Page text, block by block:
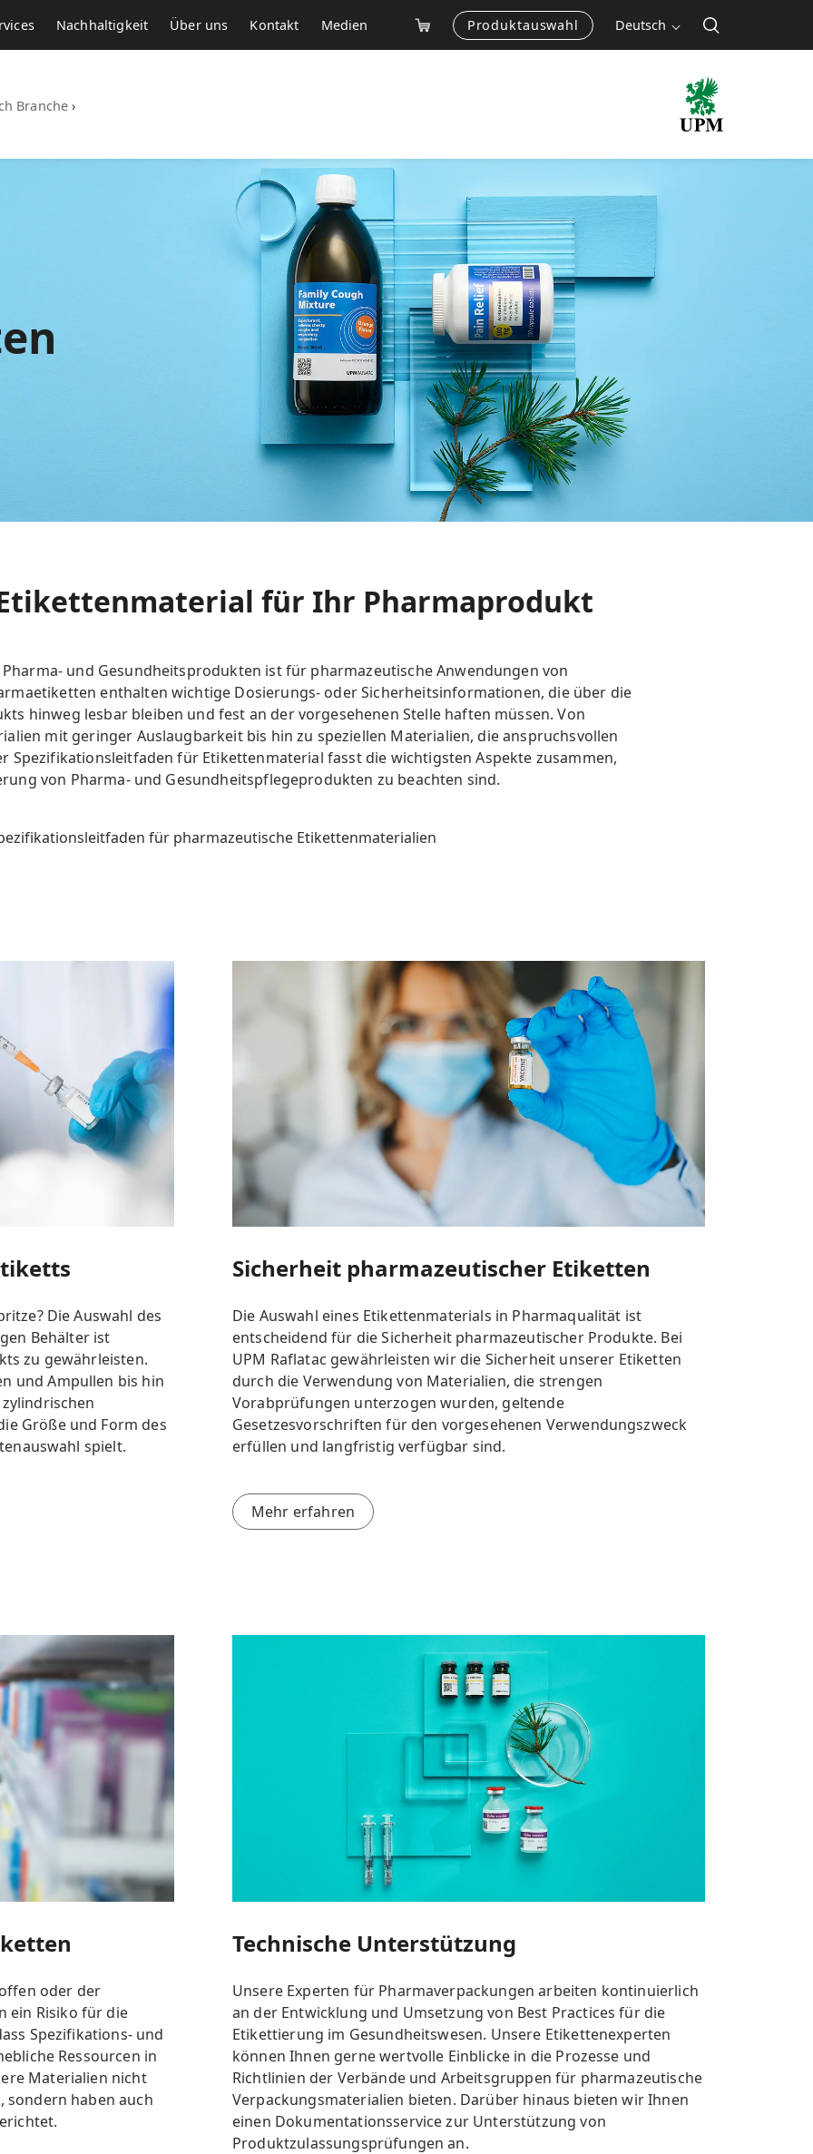
Produktauswahl Deutsch
Nachhaltigkeit Über uns Kontakt Medien
Branche ›
für Ihr Pharmaprodukt
und Gesundheitsprodukten ist für pharmazeutische Anwendungen von
enthalten wichtige Dosierungs- oder Sicherheitsinformationen, die über die
hinweg lesbar bleiben und fest an der vorgesehenen Stelle haften müssen. Von
mit geringer Auslaugbarkeit bis hin zu speziellen Materialien, die anspruchsvollen
Spezifikationsleitfaden für Etikettenmaterial fasst die wichtigsten Aspekte zusammen,
von Pharma- und Gesundheitspflegeprodukten zu beachten sind.
für pharmazeutische Etikettenmaterialien
Die Auswahl des
Behälter ist
zu gewährleisten.
und Ampullen bis hin
Größe und Form des
spielt.
Sicherheit pharmazeutischer Etiketten
Die Auswahl eines Etikettenmaterials in Pharmaqualität ist
entscheidend für die Sicherheit pharmazeutischer Produkte. Bei
UPM Raflatac gewährleisten wir die Sicherheit unserer Etiketten
durch die Verwendung von Materialien, die strengen
Vorabprüfungen unterzogen wurden, geltende
Gesetzesvorschriften für den vorgesehenen Verwendungszweck
erfüllen und langfristig verfügbar sind.
Mehr erfahren
oder der
ein Risiko für die
Spezifikations- und
Ressourcen in
Materialien nicht
haben auch
Technische Unterstützung
Unsere Experten für Pharmaverpackungen arbeiten kontinuierlich
an der Entwicklung und Umsetzung von Best Practices für die
Etikettierung im Gesundheitswesen. Unsere Etikettenexperten
können Ihnen gerne wertvolle Einblicke in die Prozesse und
Richtlinien der Verbände und Arbeitsgruppen für pharmazeutische
Verpackungsmaterialien bieten. Darüber hinaus bieten wir Ihnen
einen Dokumentationsservice zur Unterstützung von
Produktzulassungsprüfungen an.